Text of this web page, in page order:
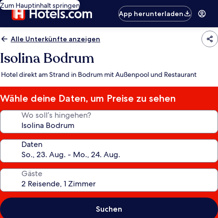
Zum Hauptinhalt springen
App herunterladen
Alle Unterkünfte anzeigen
Isolina Bodrum
Hotel direkt am Strand in Bodrum mit Außenpool und Restaurant
Wähle deine Daten, um Preise zu sehen
Wo soll’s hingehen?
Daten
Gäste
Suchen